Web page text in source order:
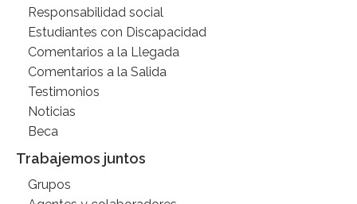
Responsabilidad social
Estudiantes con Discapacidad
Comentarios a la Llegada
Comentarios a la Salida
Testimonios
Noticias
Beca
Trabajemos juntos
Grupos